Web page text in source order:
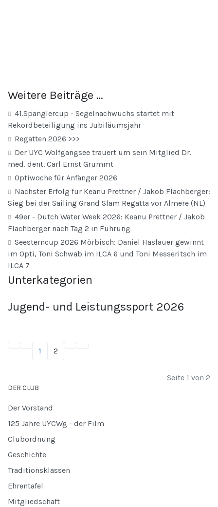
Weitere Beiträge …
41.Spänglercup - Segelnachwuchs startet mit
Rekordbeteiligung ins Jubiläumsjahr
Regatten 2026 >>>
Der UYC Wolfgangsee trauert um sein Mitglied Dr.
med. dent. Carl Ernst Grummt
Optiwoche für Anfänger 2026
Nächster Erfolg für Keanu Prettner / Jakob Flachberger:
Sieg bei der Sailing Grand Slam Regatta vor Almere (NL)
49er - Dutch Water Week 2026: Keanu Prettner / Jakob
Flachberger nach Tag 2 in Führung
Seesterncup 2026 Mörbisch: Daniel Haslauer gewinnt
im Opti, Toni Schwab im ILCA 6 und Toni Messeritsch im
ILCA 7
Unterkategorien
Jugend- und Leistungssport 2026
1 2
Seite 1 von 2
DER CLUB
Der Vorstand
125 Jahre UYCWg - der Film
Clubordnung
Geschichte
Traditionsklassen
Ehrentafel
Mitgliedschaft